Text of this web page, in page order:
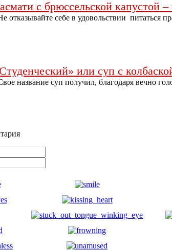
с брюссельской капустой
отказывайте себе в удовольствии питаться
или суп с
название суп получил, благодаря вечно